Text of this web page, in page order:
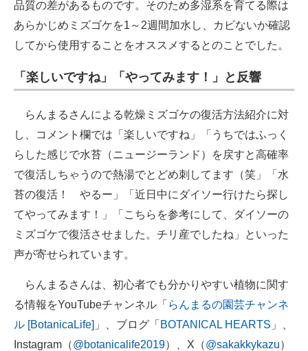
品質の差があるものです。そのため多湿系を育てる際は
あらかじめミズゴケを1～2週間加水し、カビないか確認
してから使用することをオススメするとのことでした。
「楽しいですね」「やってみます！」と反響
らんまるさんによる乾燥ミズゴケの復活方法紹介に対
し、コメント欄では「楽しいですね」「うちではふっく
らした感じで水苔（ニュージーランド）を戻すと高確率
で復活しちゃうので熱湯でとどめ刺してます（笑」「水
苔の復活！ やるー」「近日中にダイソー行けたら探し
てやってみます！」「こちらを参考にして、ダイソーの
ミズゴケで復活させました。チリ産でしたね」といった
声が寄せられています。
らんまるさんは、初心者でも分かりやすい植物に関す
る情報をYouTubeチャンネル「 らんまるの園芸チャンネ
ル [BotanicaLife] 」、ブログ「 BOTANICAL HEARTS 」、
Instagram（@botanicalife2019）、X（@sakakkykazu）